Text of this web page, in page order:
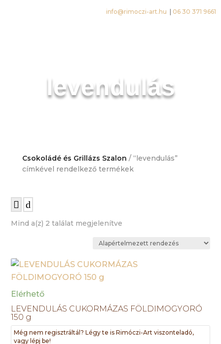
info@rimoczi-art.hu 06 30 371 9661
levendulás
Csokoládé és Grillázs Szalon / “levendulás”
címkével rendelkező termékek
Mind a(z) 2 találat megjelenítve
Elérhető
LEVENDULÁS CUKORMÁZAS FÖLDIMOGYORÓ
150 g
Még nem regisztráltál? Légy te is Rimóczi-Art viszonteladó,
vagy lépj be!